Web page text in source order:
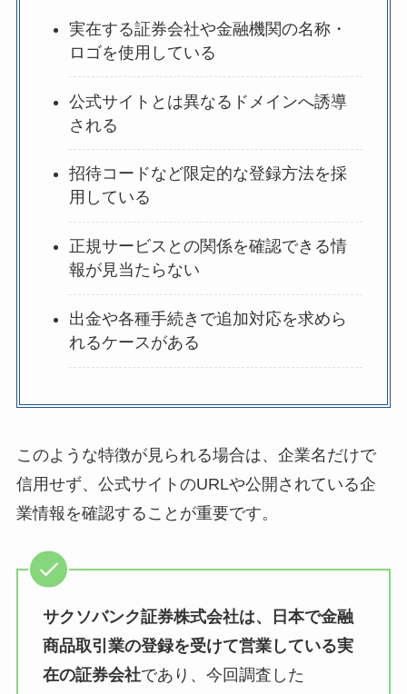
実在する証券会社や金融機関の名称・
ロゴを使用している
公式サイトとは異なるドメインへ誘導
される
招待コードなど限定的な登録方法を採
用している
正規サービスとの関係を確認できる情
報が見当たらない
出金や各種手続きで追加対応を求めら
れるケースがある
このような特徴が見られる場合は、企業名だけで
信用せず、公式サイトのURLや公開されている企
業情報を確認することが重要です。
サクソバンク証券株式会社は、日本で金融
商品取引業の登録を受けて営業している実
在の証券会社であり、今回調査した